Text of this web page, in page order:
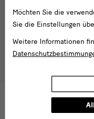
Möchten Sie die
Sie die Einstellungen
Weitere Informationen
eingeben*
Ich stimme der
Newsletterder
Dresden
Tel. +49 351 49 14 2000